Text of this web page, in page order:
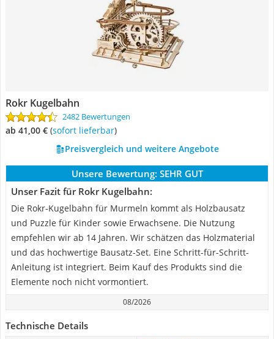
Rokr Kugelbahn
2482 Bewertungen
ab 41,00 € ( Sofort lieferbar)
Preisvergleich und weitere Angebote
Unsere Bewertung: SEHR GUT
Unser Fazit für Rokr Kugelbahn:
Die Rokr-Kugelbahn für Murmeln kommt als Holzbausatz
und Puzzle für Kinder sowie Erwachsene. Die Nutzung
empfehlen wir ab 14 Jahren. Wir schätzen das Holzmaterial
und das hochwertige Bausatz-Set. Eine Schritt-für-Schritt-
Anleitung ist integriert. Beim Kauf des Produkts sind die
Elemente noch nicht vormontiert.
08/2026
Technische Details